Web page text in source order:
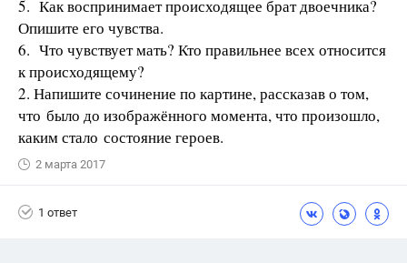
5. Как воспринимает происходящее брат двоечника?
Опишите его чувства.
6. Что чувствует мать? Кто правильнее всех относится
к происходящему?
2. Напишите сочинение по картине, рассказав о том,
что было до изображённого момента, что произошло,
каким стало состояние героев.
2 марта 2017
1 ответ